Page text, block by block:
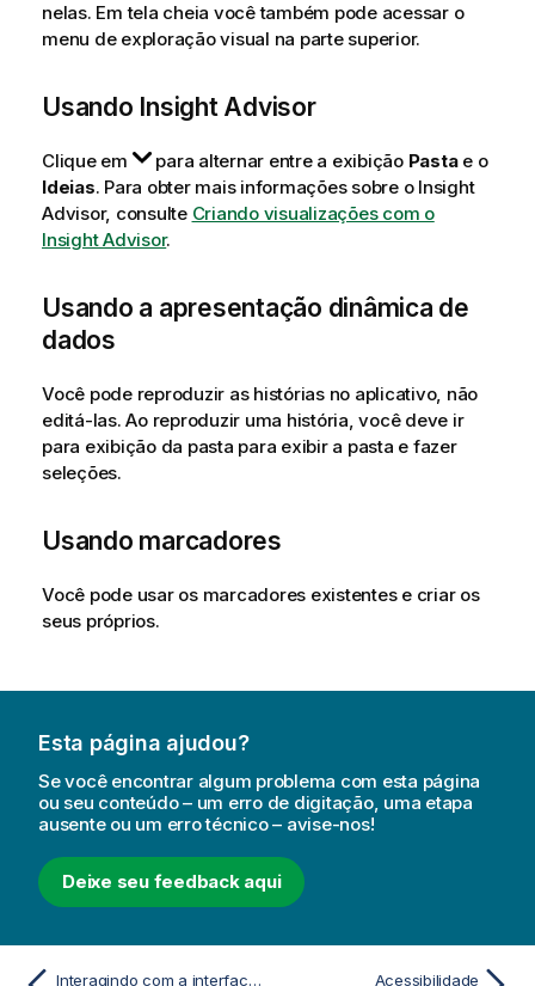
nelas. Em tela cheia você também pode acessar o
menu de exploração visual na parte superior.
Usando Insight Advisor
Clique em para alternar entre a exibição Pastae o
Ideias. Para obter mais informações sobre o Insight
Advisor, consulte Criando visualizações com o
Insight Advisor.
Usando a apresentação dinâmica de
dados
Você pode reproduzir as histórias no aplicativo, não
editá-las. Ao reproduzir uma história, você deve ir
para exibição da pasta para exibir a pasta e fazer
seleções.
Usando marcadores
Você pode usar os marcadores existentes e criar os
seus próprios.
Esta página ajudou?
Se você encontrar algum problema com esta página
ou seu conteúdo – um erro de digitação, uma etapa
ausente ou um erro técnico – avise-nos!
Deixe seu feedback aqui
Interagindo com a interface do usuário Acessibilidade